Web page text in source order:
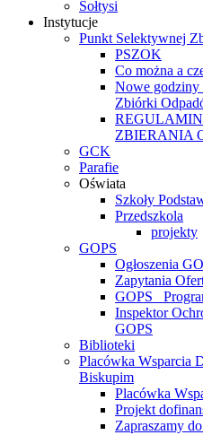
Sołtysi
Instytucje
Punkt Selektywnej
PSZOK
Co można a
Nowe godziny
Zbiórki
ZBIERANIA
GCK
Parafie
Oświata
Szkoły
Przedszkola
projekty
GOPS
Ogłoszenia
Zapytania
GOPS_
Inspektor
GOPS
Biblioteki
Placówka Wsparcia
Biskupim
Placówka
Projekt
Zapraszamy